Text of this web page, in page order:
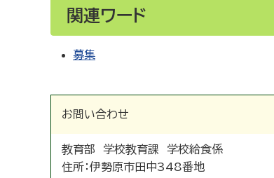
関連ワード
募集
お問い合わせ
教育部 学校教育課 学校給食係
住所：伊勢原市田中348番地